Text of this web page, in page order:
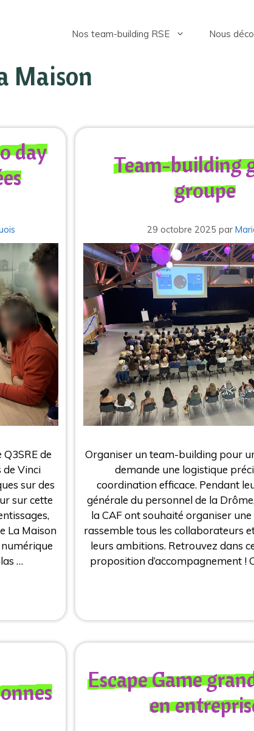
Nos team-building RSE Nous
Maison
day
Q3SRE de
de Vinci
sur des
sur cette
La Maison
…
Team-building
groupe
29 octobre 2025 par
Organiser un team-building pour
demande une logistique
coordination efficace. Pendant
générale du personnel de la
la CAF ont souhaité organiser
rassemble tous les collaborateurs
leurs ambitions. Retrouvez dans
proposition d’accompagnement !
Escape Game
en